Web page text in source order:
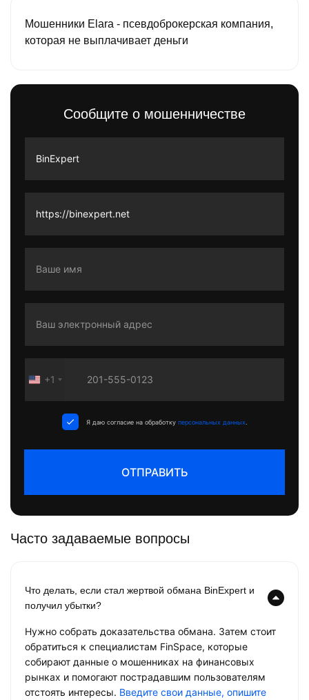
Мошенники Elara - псевдоброкерская компания,
которая не выплачивает деньги
Сообщите о мошенничестве
United
+1
Я даю согласие на обработку персональных данных
ОТПРАВИТЬ
Часто задаваемые вопросы
Что делать, если стал жертвой обмана BinExpert и
получил убытки?
Нужно собрать доказательства обмана. Затем стоит
обратиться к специалистам FinSpace, которые
собирают данные о мошенниках на финансовых
рынках и помогают пострадавшим пользователям
отстоять интересы. Введите свои данные, опишите